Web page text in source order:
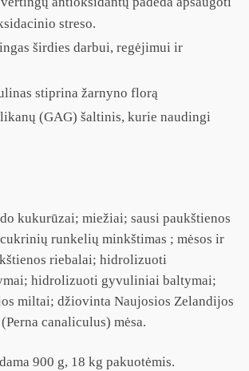
streso.
širdies darbui, regėjimui ir
stiprina žarnyno florą
(GAG) šaltinis, kurie naudingi
kukurūzai; miežiai; sausi paukštienos
runkelių minkštimas ; mėsos ir
riebalai; hidrolizuoti
hidrolizuoti gyvuliniai baltymai;
miltai; džiovinta Naujosios Zelandijos
canaliculus) mėsa.
900 g, 18 kg pakuotėmis.